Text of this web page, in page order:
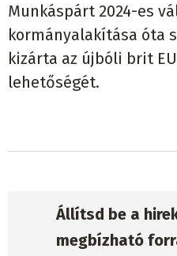
Munkáspárt 2024-es
kormányalakítása óta
kizárta az újbóli brit
lehetőségét.
Állítsd be a
megbízható